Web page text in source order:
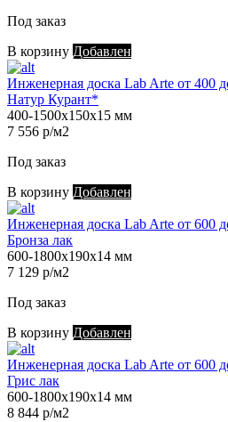
Под заказ
В корзину Добавлен
Инженерная доска Lab Arte от 400
Натур Курант*
400-1500х150х15 мм
7 556 р/м2
Под заказ
В корзину Добавлен
Инженерная доска Lab Arte от 600
Бронза лак
600-1800х190х14 мм
7 129 р/м2
Под заказ
В корзину Добавлен
Инженерная доска Lab Arte от 600
Грис лак
600-1800х190х14 мм
8 844 р/м2